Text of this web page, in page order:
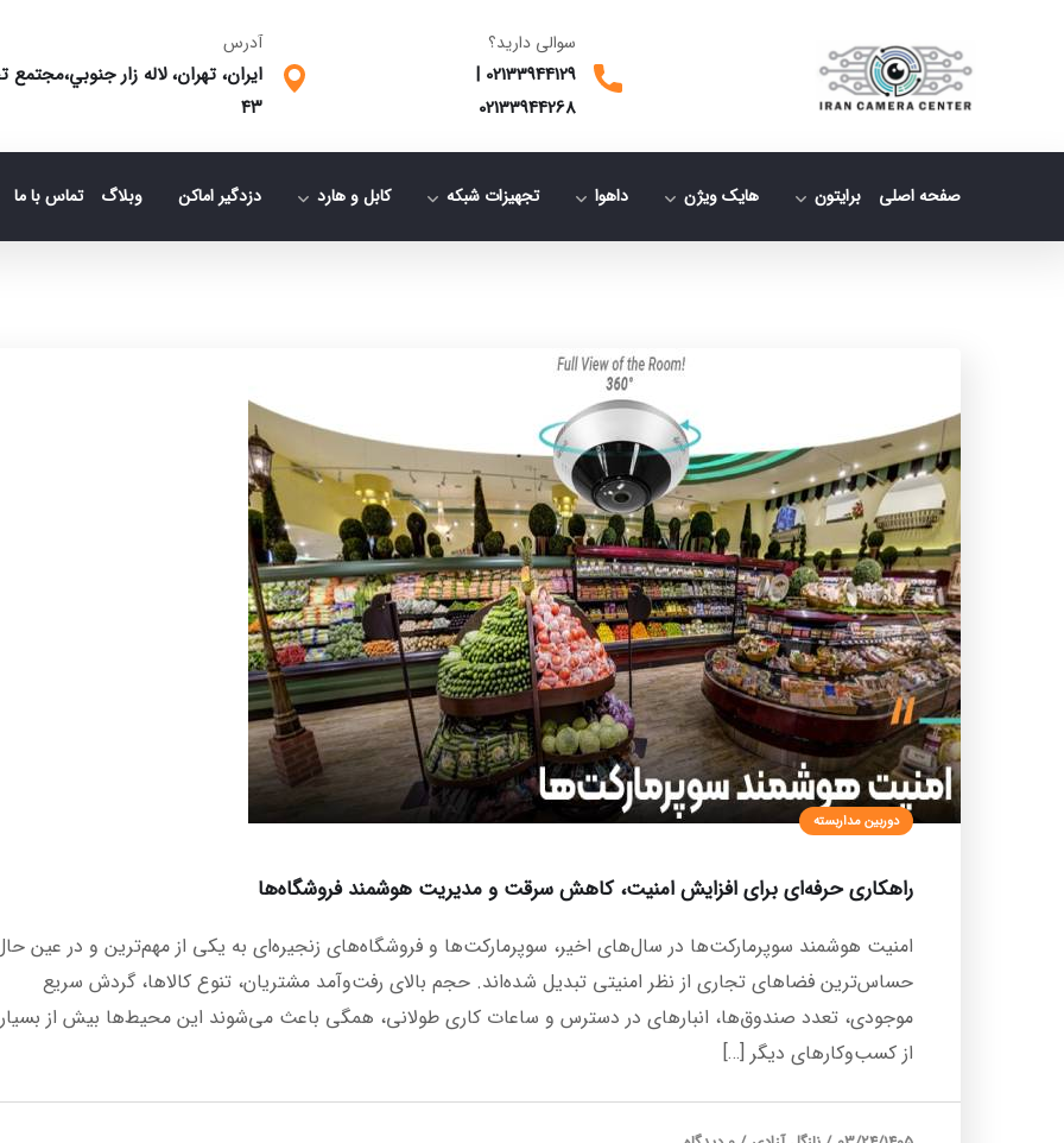
سوالی دارید؟
02133944129
|
02133944268
آدرس
ایران، تهران، لاله زار
٤٣
صفحه اصلی برایتون هایک ویژن داهوا تجهیزات شبکه کابل و هارد دزدگیر اماکن وبلاگ تماس با ما
دوربین مداربسته
راهکاری حرفه‌ای برای افزایش امنیت، کاهش سرقت و مدیریت هوشمند فروشگاه‌ها
امنیت هوشمند سوپرمارکت‌ها در سال‌های اخیر، سوپرمارکت‌ها و فروشگاه‌های زنجیره‌ای به یکی از مهم‌ترین و در عین
حساس‌ترین فضاهای تجاری از نظر امنیتی تبدیل شده‌اند. حجم بالای رفت‌وآمد مشتریان، تنوع کالاها، گردش سریع
موجودی، تعدد صندوق‌ها، انبارهای در دسترس و ساعات کاری طولانی، همگی باعث می‌شوند این محیط‌ها بیش از
از کسب‌وکارهای دیگر […]